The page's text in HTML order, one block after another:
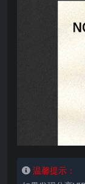
温馨提示：